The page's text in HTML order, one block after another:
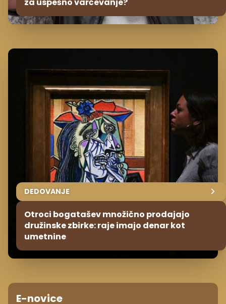
DEDOVANJE
Otroci bogatašev množično prodajajo
družinske zbirke: raje imajo denar kot
umetnine
E-novice